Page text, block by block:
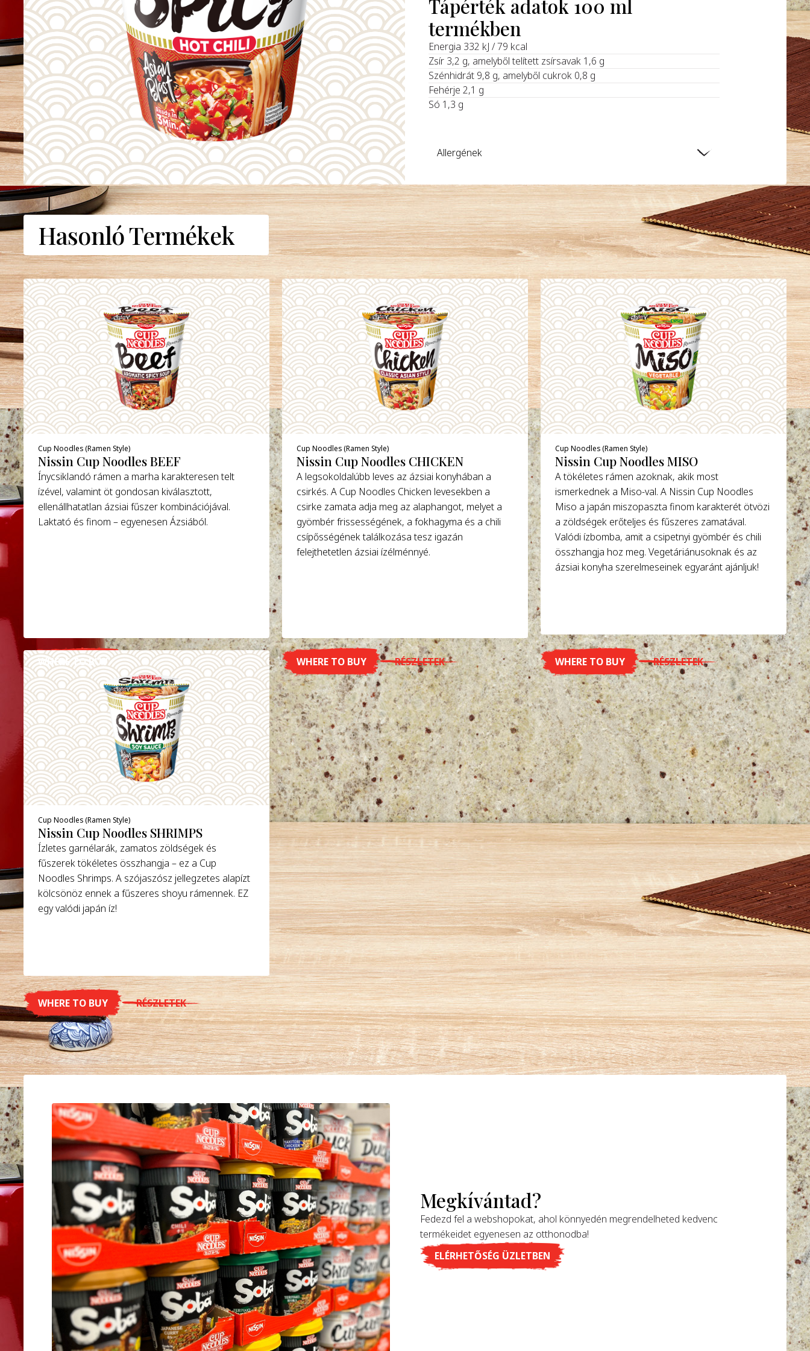
Tápérték adatok 100 ml
termékben
Energia 332 kJ / 79 kcal
Zsír 3,2 g, amelyből telített zsírsavak 1,6 g
Szénhidrát 9,8 g, amelyből cukrok 0,8 g
Fehérje 2,1 g
Só 1,3 g
Allergének
Hasonló Termékek
Cup Noodles (Ramen Style)
Nissin Cup Noodles BEEF
Ínycsiklandó rámen a marha karakteresen telt
ízével, valamint öt gondosan kiválasztott,
ellenállhatatlan ázsiai fűszer kombinációjával.
Laktató és finom – egyenesen Ázsiából.
WHERE TO BUY RÉSZLETEK
Cup Noodles (Ramen Style)
Nissin Cup Noodles CHICKEN
A legsokoldalúbb leves az ázsiai konyhában a
csirkés. A Cup Noodles Chicken levesekben a
csirke zamata adja meg az alaphangot, melyet a
gyömbér frissességének, a fokhagyma és a chili
csípősségének találkozása tesz igazán
felejthetetlen ázsiai ízélménnyé.
WHERE TO BUY RÉSZLETEK
Cup Noodles (Ramen Style)
Nissin Cup Noodles MISO
A tökéletes rámen azoknak, akik most
ismerkednek a Miso-val. A Nissin Cup Noodles
Miso a japán miszopaszta finom karakterét ötvözi
a zöldségek erőteljes és fűszeres zamatával.
Valódi ízbomba, amit a csipetnyi gyömbér és chili
összhangja hoz meg. Vegetáriánusoknak és az
ázsiai konyha szerelmeseinek egyaránt ajánljuk!
WHERE TO BUY RÉSZLETEK
Cup Noodles (Ramen Style)
Nissin Cup Noodles SHRIMPS
Ízletes garnélarák, zamatos zöldségek és
fűszerek tökéletes összhangja – ez a Cup
Noodles Shrimps. A szójaszósz jellegzetes alapízt
kölcsönöz ennek a fűszeres shoyu rámennek. EZ
egy valódi japán íz!
WHERE TO BUY RÉSZLETEK
Megkívántad?
Fedezd fel a webshopokat, ahol könnyedén megrendelheted kedvenc
termékeidet egyenesen az otthonodba!
ELÉRHETŐSÉG ÜZLETBEN